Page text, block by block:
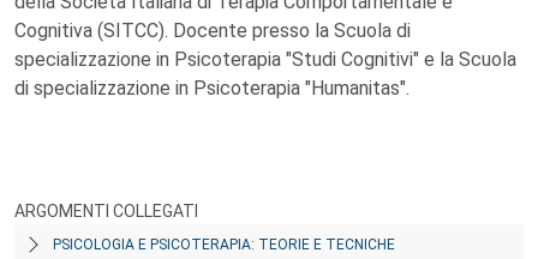
Cognitiva (SITCC). Docente presso la Scuola di
specializzazione in Psicoterapia "Studi Cognitivi" e la Scuola
di specializzazione in Psicoterapia "Humanitas".
ARGOMENTI COLLEGATI
PSICOLOGIA E PSICOTERAPIA: TEORIE E TECNICHE